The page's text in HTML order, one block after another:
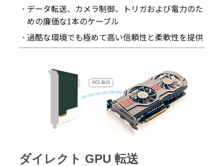
データ転送、カメラ制御、トリガおよび電力のた
めの廉価な1本のケーブル
過酷な環境でも極めて高い信頼性と柔軟性を提供
ダイレクト GPU 転送